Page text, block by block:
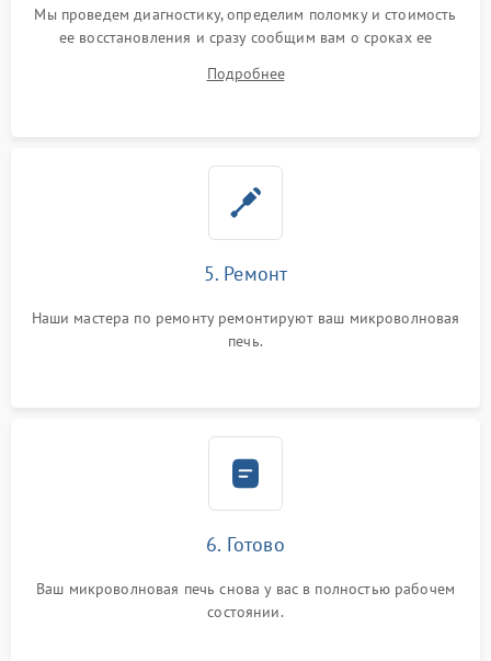
Мы проведем диагностику, определим поломку и стоимость
ее восстановления и сразу сообщим вам о сроках ее
Подробнее
5. Ремонт
Наши мастера по ремонту ремонтируют ваш микроволновая
печь.
6. Готово
Ваш микроволновая печь снова у вас в полностью рабочем
состоянии.